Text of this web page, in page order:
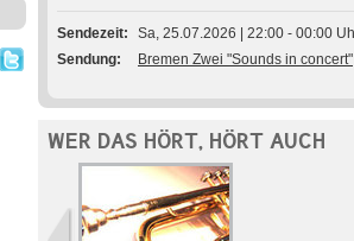
Sendezeit
Sa, 25.07.2026 | 22:00 - 00:00
Sendung
Bremen Zwei "Sounds in concert"
WER DAS HÖRT, HÖRT AUCH